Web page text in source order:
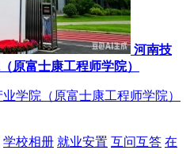
河南技
原富士康工程师学院）
学院（原富士康工程师学院）
学校相册 就业安置 互问互答 在